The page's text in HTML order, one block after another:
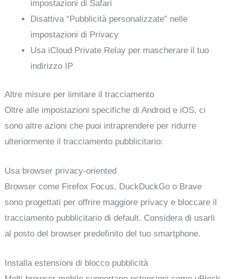
impostazioni di Safari
Disattiva “Pubblicità personalizzate” nelle
impostazioni di Privacy
Usa iCloud Private Relay per mascherare il tuo
indirizzo IP
Altre misure per limitare il tracciamento
Oltre alle impostazioni specifiche di Android e iOS, ci
sono altre azioni che puoi intraprendere per ridurre
ulteriormente il tracciamento pubblicitario:
Usa browser privacy-oriented
Browser come Firefox Focus, DuckDuckGo o Brave
sono progettati per offrire maggiore privacy e bloccare il
tracciamento pubblicitario di default. Considera di usarli
al posto del browser predefinito del tuo smartphone.
Installa estensioni di blocco pubblicità